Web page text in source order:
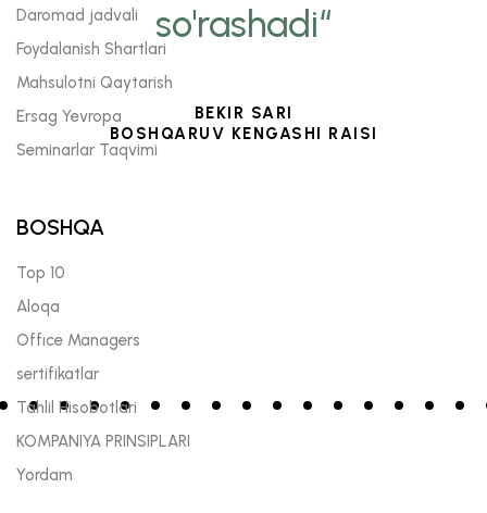
so'rashadi“
BEKIR SARI
BOSHQARUV KENGASHI RAISI
Daromad jadvali
Foydalanish Shartlari
Mahsulotni Qaytarish
Ersag Yevropa
Seminarlar Taqvimi
BOSHQA
Top 10
Aloqa
Offıce Managers
sertifikatlar
Tahlil Hisobotlari
KOMPANIYA PRINSIPLARI
Yordam